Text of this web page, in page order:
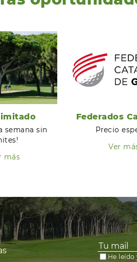
semana sin
más
Federados
Precio
Ver
He